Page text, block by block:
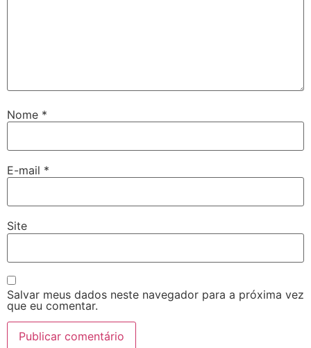
Forum
giriş
escort
Nome *
E-mail *
Site
Salvar meus dados neste navegador para a próxima vez
que eu comentar.